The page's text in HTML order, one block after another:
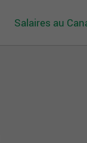
Salaires au